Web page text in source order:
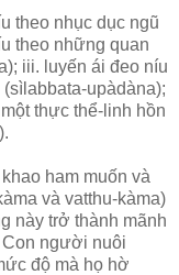
theo nhục dục ngũ
theo những quan
iii. luyến ái đeo níu
upàdàna);
thực thể-linh hồn
ham muốn và
và vatthu-kàma)
này trở thành mãnh
Con người nuôi
độ mà họ hờ